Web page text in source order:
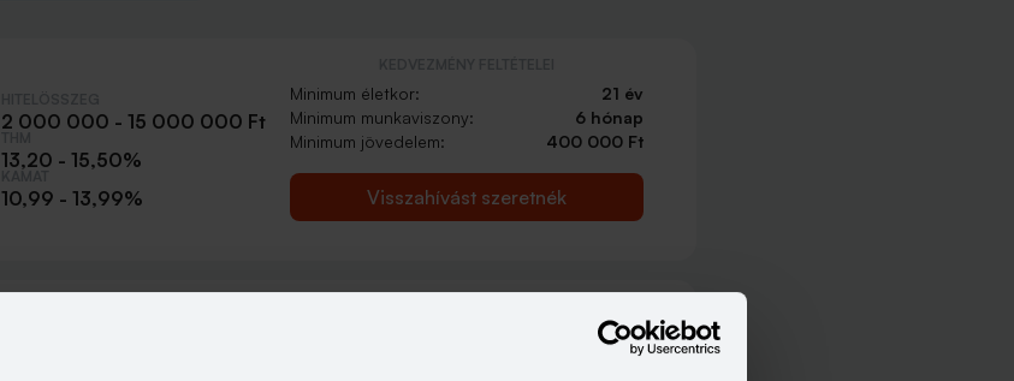
2 000 000 - 15 000 000 Ft
13,20 - 15,50%
10,99 - 13,99%
Minimum életkor:
21 év
Minimum munkaviszony:
6 hónap
Minimum jövedelem:
400 000 Ft
Visszahívást szeretnék
21 év
6 hónap